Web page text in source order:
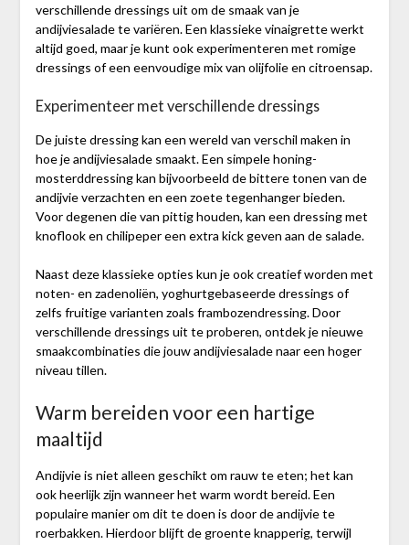
verschillende dressings uit om de smaak van je
andijviesalade te variëren. Een klassieke vinaigrette werkt
altijd goed, maar je kunt ook experimenteren met romige
dressings of een eenvoudige mix van olijfolie en citroensap.
Experimenteer met verschillende dressings
De juiste dressing kan een wereld van verschil maken in
hoe je andijviesalade smaakt. Een simpele honing-
mosterddressing kan bijvoorbeeld de bittere tonen van de
andijvie verzachten en een zoete tegenhanger bieden.
Voor degenen die van pittig houden, kan een dressing met
knoflook en chilipeper een extra kick geven aan de salade.
Naast deze klassieke opties kun je ook creatief worden met
noten- en zadenoliën, yoghurtgebaseerde dressings of
zelfs fruitige varianten zoals frambozendressing. Door
verschillende dressings uit te proberen, ontdek je nieuwe
smaakcombinaties die jouw andijviesalade naar een hoger
niveau tillen.
Warm bereiden voor een hartige
maaltijd
Andijvie is niet alleen geschikt om rauw te eten; het kan
ook heerlijk zijn wanneer het warm wordt bereid. Een
populaire manier om dit te doen is door de andijvie te
roerbakken. Hierdoor blijft de groente knapperig, terwijl